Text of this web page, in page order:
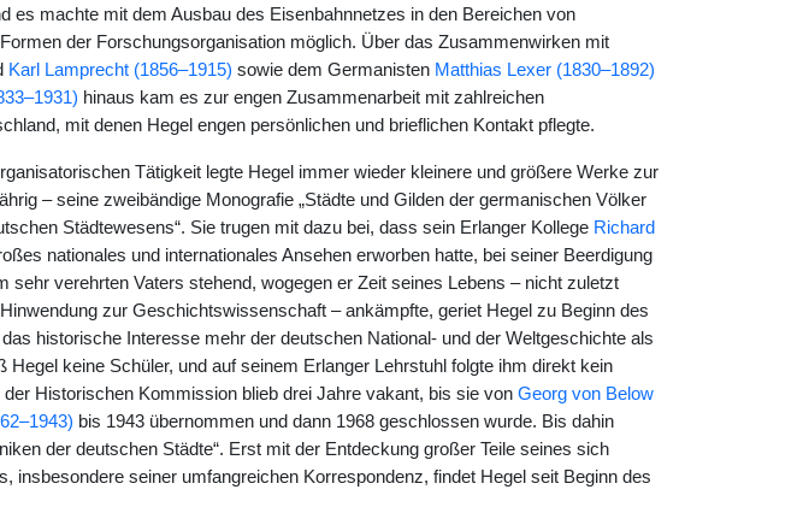
es machte mit dem Ausbau des Eisenbahnnetzes in den Bereichen von
der Forschungsorganisation möglich. Über das Zusammenwirken mit
Karl Lamprecht (1856–1915) sowie dem Germanisten Matthias Lexer (1830–1892)
hinaus kam es zur engen Zusammenarbeit mit zahlreichen
mit denen Hegel engen persönlichen und brieflichen Kontakt pflegte.
Tätigkeit legte Hegel immer wieder kleinere und größere Werke zur
– seine zweibändige Monografie „Städte und Gilden der germanischen Völker
Städtewesens“. Sie trugen mit dazu bei, dass sein Erlanger Kollege Richard
nationales und internationales Ansehen erworben hatte, bei seiner Beerdigung
sehr verehrten Vaters stehend, wogegen er Zeit seines Lebens – nicht zuletzt
zur Geschichtswissenschaft – ankämpfte, geriet Hegel zu Beginn des
historische Interesse mehr der deutschen National- und der Weltgeschichte als
keine Schüler, und auf seinem Erlanger Lehrstuhl folgte ihm direkt kein
Historischen Kommission blieb drei Jahre vakant, bis sie von Georg von Below
bis 1943 übernommen und dann 1968 geschlossen wurde. Bis dahin
der deutschen Städte“. Erst mit der Entdeckung großer Teile seines sich
insbesondere seiner umfangreichen Korrespondenz, findet Hegel seit Beginn des